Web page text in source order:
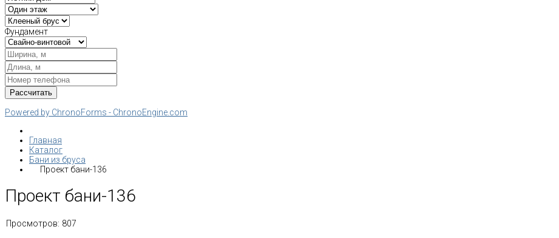
Фундамент
Powered by ChronoForms - ChronoEngine.com
Главная
Каталог
Бани из бруса
Проект бани-136
Проект бани-136
Просмотров: 807